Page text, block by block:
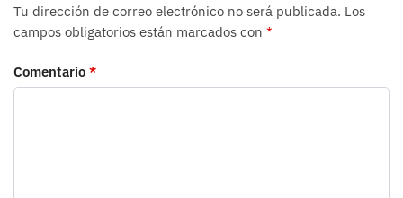
Tu dirección de correo electrónico no será publicada. Los
campos obligatorios están marcados con *
Comentario *